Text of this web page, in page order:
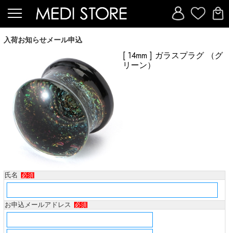
入荷お知らせメール申込
[ 14mm ] ガラスプラグ （グ
リーン）
氏名 必須
お申込メールアドレス 必須